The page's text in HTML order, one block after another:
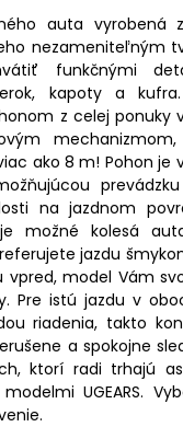
auta vyrobená
nezameniteľným
funkčnými
kapoty a
z celej ponuky
ako 8 m! Pohon je
na jazdnom
možné kolesá
jazdu
vpred, model Vám
Pre istú jazdu v
riadenia, takto
a spokojne
ktorí radi trhajú
UGEARS.